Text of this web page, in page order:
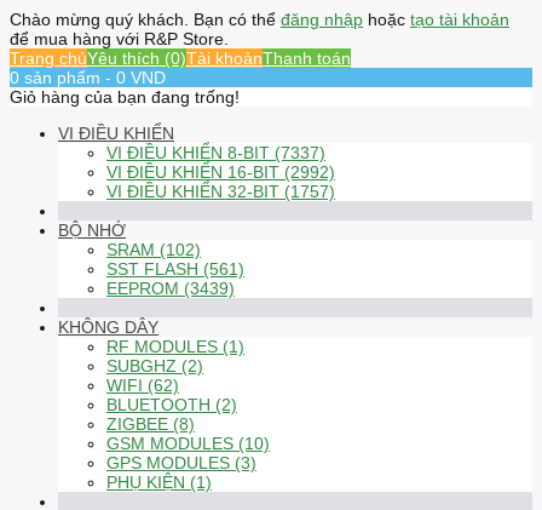
Chào mừng quý khách. Bạn có thể đăng nhập hoặc tạo tài khoản
để mua hàng với R&P Store.
Trang chủYêu thích (0)Tài khoảnThanh toán
0 sản phẩm - 0 VND
Giỏ hàng của bạn đang trống!
VI ĐIỀU KHIỂN
VI ĐIỀU KHIỂN 8-BIT (7337)
VI ĐIỀU KHIỂN 16-BIT (2992)
VI ĐIỀU KHIỂN 32-BIT (1757)
BỘ NHỚ
SRAM (102)
SST FLASH (561)
EEPROM (3439)
KHÔNG DÂY
RF MODULES (1)
SUBGHZ (2)
WIFI (62)
BLUETOOTH (2)
ZIGBEE (8)
GSM MODULES (10)
GPS MODULES (3)
PHỤ KIỆN (1)